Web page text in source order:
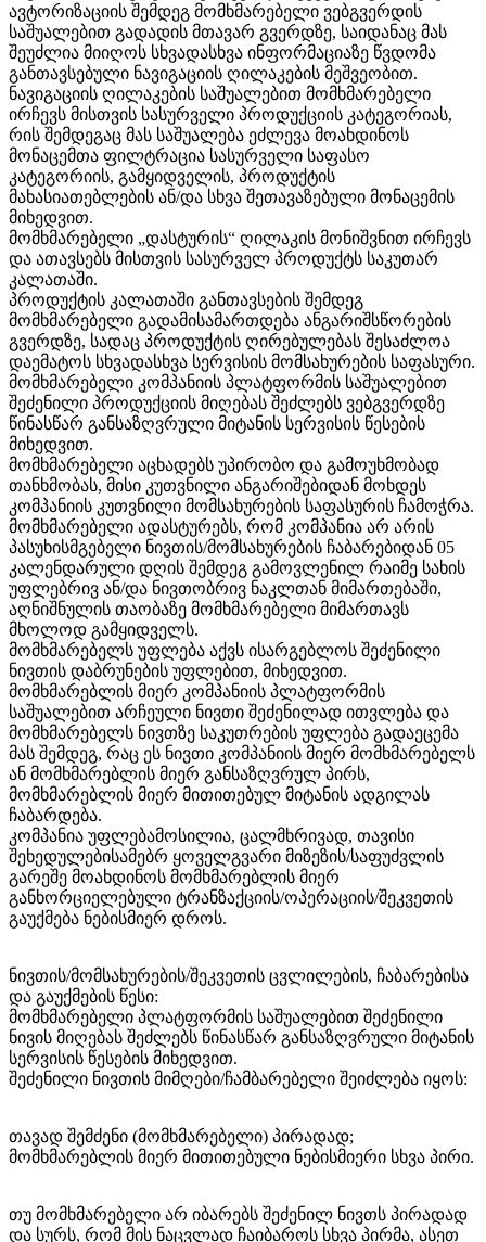
ავტორიზაციის შემდეგ მომხმარებელი ვებგვერდის
საშუალებით გადადის მთავარ გვერდზე, საიდანაც მას
შეუძლია მიიღოს სხვადასხვა ინფორმაციაზე წვდომა
განთავსებული ნავიგაციის ღილაკების მეშვეობით.
ნავიგაციის ღილაკების საშუალებით მომხმარებელი
ირჩევს მისთვის სასურველი პროდუქციის კატეგორიას,
რის შემდეგაც მას საშუალება ეძლევა მოახდინოს
მონაცემთა ფილტრაცია სასურველი საფასო
კატეგორიის, გამყიდველის, პროდუქტის
მახასიათებლების ან/და სხვა შეთავაზებული მონაცემის
მიხედვით.
მომხმარებელი „დასტურის“ ღილაკის მონიშვნით ირჩევს
და ათავსებს მისთვის სასურველ პროდუქტს საკუთარ
კალათაში.
პროდუქტის კალათაში განთავსების შემდეგ
მომხმარებელი გადამისამართდება ანგარიშსწორების
გვერდზე, სადაც პროდუქტის ღირებულებას შესაძლოა
დაემატოს სხვადასხვა სერვისის მომსახურების საფასური.
მომხმარებელი კომპანიის პლატფორმის საშუალებით
შეძენილი პროდუქციის მიღებას შეძლებს ვებგვერდზე
წინასწარ განსაზღვრული მიტანის სერვისის წესების
მიხედვით.
მომხმარებელი აცხადებს უპირობო და გამოუხმობად
თანხმობას, მისი კუთვნილი ანგარიშებიდან მოხდეს
კომპანიის კუთვნილი მომსახურების საფასურის ჩამოჭრა.
მომხმარებელი ადასტურებს, რომ კომპანია არ არის
პასუხისმგებელი ნივთის/მომსახურების ჩაბარებიდან 05
კალენდარული დღის შემდეგ გამოვლენილ რაიმე სახის
უფლებრივ ან/და ნივთობრივ ნაკლთან მიმართებაში,
აღნიშნულის თაობაზე მომხმარებელი მიმართავს
მხოლოდ გამყიდველს.
მომხმარებელს უფლება აქვს ისარგებლოს შეძენილი
ნივთის დაბრუნების უფლებით, მიხედვით.
მომხმარებლის მიერ კომპანიის პლატფორმის
საშუალებით არჩეული ნივთი შეძენილად ითვლება და
მომხმარებელს ნივთზე საკუთრების უფლება გადაეცემა
მას შემდეგ, რაც ეს ნივთი კომპანიის მიერ მომხმარებელს
ან მომხმარებლის მიერ განსაზღვრულ პირს,
მომხმარებლის მიერ მითითებულ მიტანის ადგილას
ჩაბარდება.
კომპანია უფლებამოსილია, ცალმხრივად, თავისი
შეხედულებისამებრ ყოველგვარი მიზეზის/საფუძვლის
გარეშე მოახდინოს მომხმარებლის მიერ
განხორციელებული ტრანზაქციის/ოპერაციის/შეკვეთის
გაუქმება ნებისმიერ დროს.
ნივთის/მომსახურების/შეკვეთის ცვლილების, ჩაბარებისა
და გაუქმების წესი:
მომხმარებელი პლატფორმის საშუალებით შეძენილი
ნივის მიღებას შეძლებს წინასწარ განსაზღვრული მიტანის
სერვისის წესების მიხედვით.
შეძენილი ნივთის მიმღები/ჩამბარებელი შეიძლება იყოს:
თავად შემძენი (მომხმარებელი) პირადად;
მომხმარებლის მიერ მითითებული ნებისმიერი სხვა პირი.
თუ მომხმარებელი არ იბარებს შეძენილ ნივთს პირადად
და სურს, რომ მის ნაცვლად ჩაიბაროს სხვა პირმა, ასეთ